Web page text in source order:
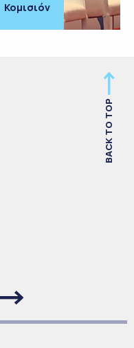
Κομισιόν
BACK TO TOP